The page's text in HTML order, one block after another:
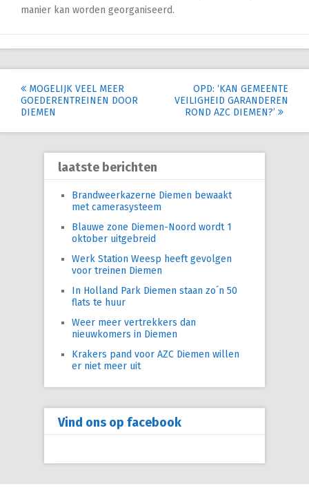
manier kan worden georganiseerd.
Post
navigation
MOGELIJK VEEL MEER
GOEDERENTREINEN DOOR
DIEMEN
OPD: ‘KAN GEMEENTE
VEILIGHEID GARANDEREN
ROND AZC DIEMEN?’
laatste berichten
Brandweerkazerne Diemen bewaakt
met camerasysteem
Blauwe zone Diemen-Noord wordt 1
oktober uitgebreid
Werk Station Weesp heeft gevolgen
voor treinen Diemen
In Holland Park Diemen staan zo´n 50
flats te huur
Weer meer vertrekkers dan
nieuwkomers in Diemen
Krakers pand voor AZC Diemen willen
er niet meer uit
Vind ons op facebook